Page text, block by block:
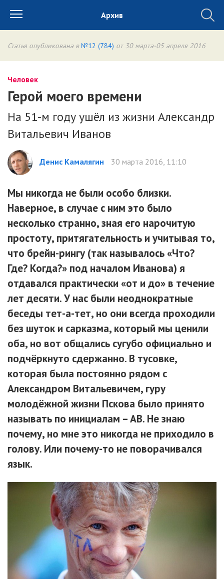
Архив
Статья опубликована в №12 (784) от 30 марта-05 апреля 2016
Человек
Герой моего времени
На 51-м году ушёл из жизни Александр
Витальевич Иванов
Денис Камалягин 30 марта 2016, 11:10
Мы никогда не были особо близки.
Наверное, в случае с ним это было
несколько странно, зная его нарочитую
простоту, притягательность и учитывая то,
что брейн-рингу (так называлось «Что?
Где? Когда?» под началом Иванова) я
отдавался практически «от и до» в течение
лет десяти. У нас были неоднократные
беседы тет-а-тет, но они всегда проходили
без шуток и сарказма, который мы ценили
оба, но вот общались сугубо официально и
подчёркнуто сдержанно. В тусовке,
которая была постоянно рядом с
Александром Витальевичем, гуру
молодёжной жизни Пскова было принято
называть по инициалам – АВ. Не знаю
почему, но мне это никогда не приходило в
голову. Или почему-то не поворачивался
язык.